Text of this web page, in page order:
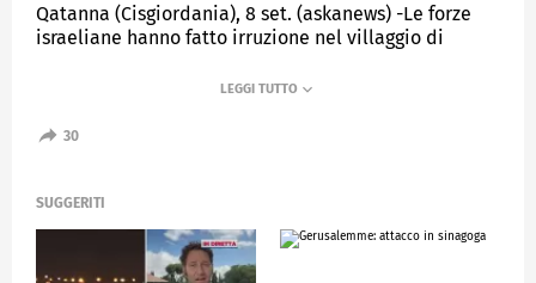
Qatanna (Cisgiordania), 8 set. (askanews) -Le forze
israeliane hanno fatto irruzione nel villaggio di
della famiglia di un palestinese identificato dai
attacco armato che ha causato la morte di sei
dichiarato che le truppe "hanno circondato diverse
zone alla periferia di Ramallah" nella Cisgiordania
occupata da Israele in risposta all'attacco.
30
SUGGERITI